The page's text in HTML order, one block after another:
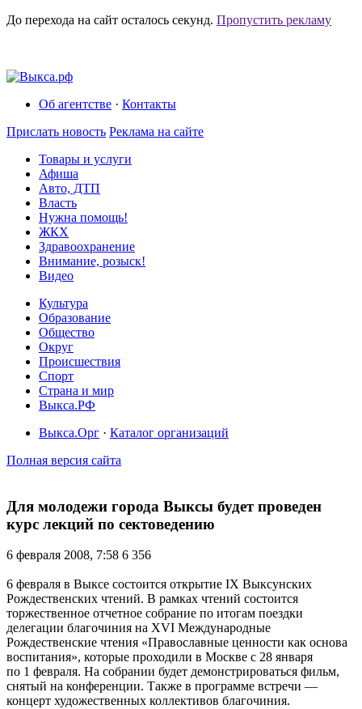
До перехода на сайт осталось секунд. Пропустить рекламу
Об агентстве · Контакты
Прислать новость Реклама на сайте
Товары и услуги
Афиша
Авто, ДТП
Власть
Нужна помощь!
ЖКХ
Здравоохранение
Внимание, розыск!
Видео
Культура
Образование
Общество
Округ
Происшествия
Спорт
Страна и мир
Выкса.РФ
Выкса.Орг · Каталог организаций
Полная версия сайта
Для молодежи города Выксы будет проведен
курс лекций по сектоведению
6 февраля 2008, 7:58 6 356
6 февраля в Выксе состоится открытие IX Выксунских
Рождественских чтений. В рамках чтений состоится
торжественное отчетное собрание по итогам поездки
делегации благочиния на XVI Международные
Рождественские чтения «Православные ценности как основа
воспитания», которые проходили в Москве с 28 января
по 1 февраля. На собрании будет демонстрироваться фильм,
снятый на конференции. Также в программе встречи —
концерт художественных коллективов благочиния.